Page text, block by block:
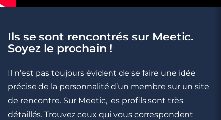
3 minutes
Ils se sont rencontrés sur Meetic.
Soyez le prochain !
Il n’est pas toujours évident de se faire une idée
précise de la personnalité d’un membre sur un site
de rencontre. Sur Meetic, les profils sont très
détaillés. Trouvez ceux qui vous correspondent